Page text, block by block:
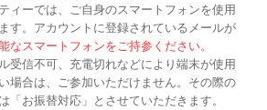
ィーでは、ご自身のスマートフォンを使用
す。アカウントに登録されているメールが
なスマートフォンをご持参ください。
受信不可、充電切れなどにより端末が使用
場合は、ご参加いただけません。その際の
「お振替対応」とさせていただきます。